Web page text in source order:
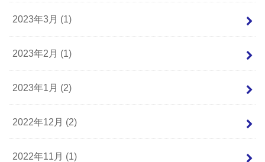
2023年3月 (1)
2023年2月 (1)
2023年1月 (2)
2022年12月 (2)
2022年11月 (1)